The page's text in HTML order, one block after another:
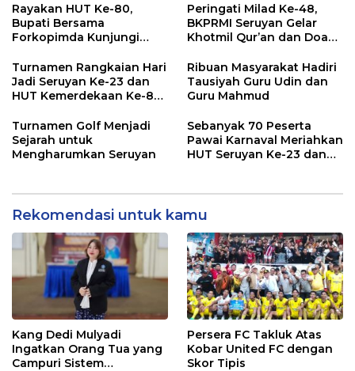
Rayakan HUT Ke-80,
Bupati Bersama
Forkopimda Kunjungi
Peringati Milad Ke-48,
BKPRMI Seruyan Gelar
Khotmil Qur’an dan Doa
Turnamen Rangkaian Hari
Jadi Seruyan Ke-23 dan
HUT Kemerdekaan Ke-80
Ribuan Masyarakat Hadiri
Tausiyah Guru Udin dan
Guru Mahmud
Turnamen Golf Menjadi
Sejarah untuk
Mengharumkan Seruyan
Sebanyak 70 Peserta
Pawai Karnaval Meriahkan
HUT Seruyan Ke-23 dan
Rekomendasi untuk kamu
Kang Dedi Mulyadi
Ingatkan Orang Tua yang
Campuri Sistem
Persera FC Takluk Atas
Kobar United FC dengan
Skor Tipis